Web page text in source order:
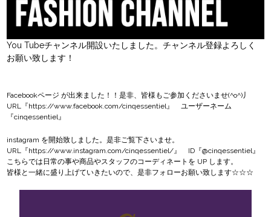
You Tubeチャンネル開設いたしました。チャンネル登録よろしく
お願い致します！
Facebookページ が出来ました！！是非、皆様もご参加くださいませ(^o^)丿
URL『https://www.facebook.com/cinqessentiel』 ユーザーネーム
『cinqessentiel』
instagram を開始致しました。是非ご覧下さいませ。
URL『https://www.instagram.com/cinqessentiel/』 ID『@cinqessentiel』
こちらでは日常の事や商品やスタッフのコーディネートを UP します。
皆様と一緒に盛り上げていきたいので、是非フォローお願い致します☆☆☆